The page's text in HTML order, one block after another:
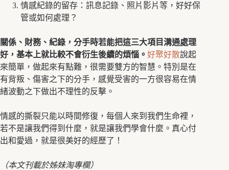
情感紀錄的留存：訊息記錄、照片影片等，好好保
管或如何處理？
關係、財務、紀錄，分手時若能把這三大項目溝通處理
好，基本上就比較不會衍生後續的煩惱。 好聚好散說起
來簡單，做起來有點難，很需要雙方的智慧。特別是在
有背叛、傷害之下的分手，感覺受害的一方很容易在情
緒波動之下做出不理性的反擊。
情感的撕裂只能以時間修復，每個人來到我們生命裡，
若不是讓我們得到什麼，就是讓我們學會什麼。真心付
出和愛過，就是很美好的經歷了！
（本文刊載於姊妹淘專欄）